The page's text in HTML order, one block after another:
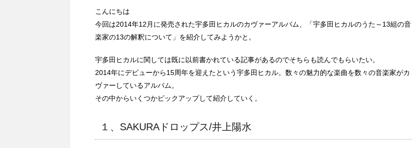
こんにちは
今回は2014年12月に発売された宇多田ヒカルのカヴァーアルバム、「宇多田ヒカルのうた～13組の音
楽家の13の解釈について」を紹介してみようかと。
宇多田ヒカルに関しては既に以前書かれている記事があるのでそちらも読んでもらいたい。
2014年にデビューから15周年を迎えたという宇多田ヒカル。数々の魅力的な楽曲を数々の音楽家がカ
ヴァーしているアルバム。
その中からいくつかピックアップして紹介していく。
１、SAKURAドロップス/井上陽水